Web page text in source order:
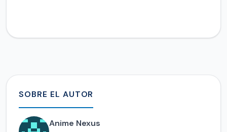
SOBRE EL AUTOR
Anime Nexus